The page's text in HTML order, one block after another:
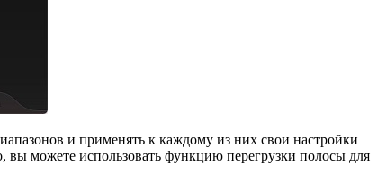
и применять к каждому из них свои настройки
можете использовать функцию перегрузки полосы для